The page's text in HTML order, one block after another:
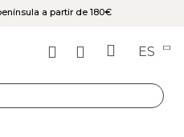
a partir de 180€
ES